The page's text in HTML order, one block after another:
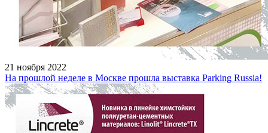
21 ноября 2022
На прошлой неделе в Москве прошла выставка Parking Russia!